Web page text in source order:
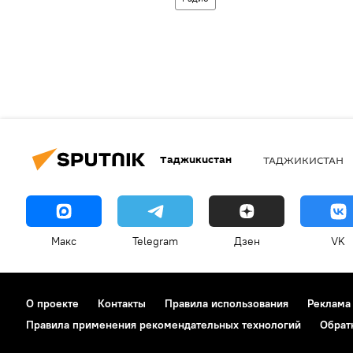
Таджикистан ТАДЖИКИСТАН
Макс Telegram Дзен VK
О проекте Контакты Правила использования Реклама
Правила применения рекомендательных технологий